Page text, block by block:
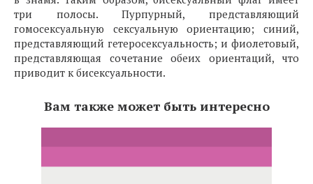
три полосы. Пурпурный, представляющий
гомосексуальную сексуальную ориентацию; синий,
представляющий гетеросексуальность; и фиолетовый,
представляющая сочетание обеих ориентаций, что
приводит к бисексуальности.
Вам также может быть интересно